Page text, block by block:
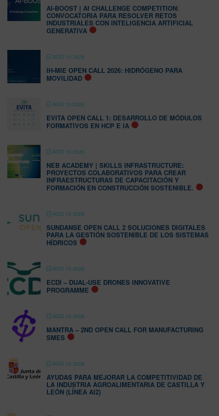
AI-BOOST | AI CHALLENGE COMPETITION:
CONVOCATORIA PARA RESOLVER RETOS
INDUSTRIALES CON INTELIGENCIA ARTIFICIAL
GENERATIVA
AGO 10 2026
IH-MIE OPEN CALL 2026: HIDRÓGENO PARA
MOVILIDAD
AGO 10 2026
EVITA OPEN CALL 1: DESARROLLO DE MÓDULOS
FORMATIVOS EN HCP E IA
AGO 10 2026
NEB ACADEMY | SKILLS INFRASTRUCTURE:
PROYECTOS COLABORATIVOS PARA CREAR
INFRAESTRUCTURAS DE CAPACITACIÓN Y
FORMACIÓN EN CONSTRUCCIÓN SOSTENIBLE.
AGO 10 2026
SUNDANSE OPEN CALL 2 SOLUCIONES DIGITALES
PARA LA GESTIÓN SOSTENIBLE DE LOS SISTEMAS
HÍDRICOS
AGO 10 2026
ECDI – DUAL-USE DRONES INNOVATIVE
PROGRAMME
AGO 10 2026
MANTRA – 2ND OPEN CALL FOR MANUFACTURING
SMES
AGO 10 2026
AYUDAS PARA MEJORAR LA COMPETITIVIDAD DE
LA INDUSTRIA AGROALIMENTARIA DE CASTILLA Y
LEÓN (LÍNEA AI2)